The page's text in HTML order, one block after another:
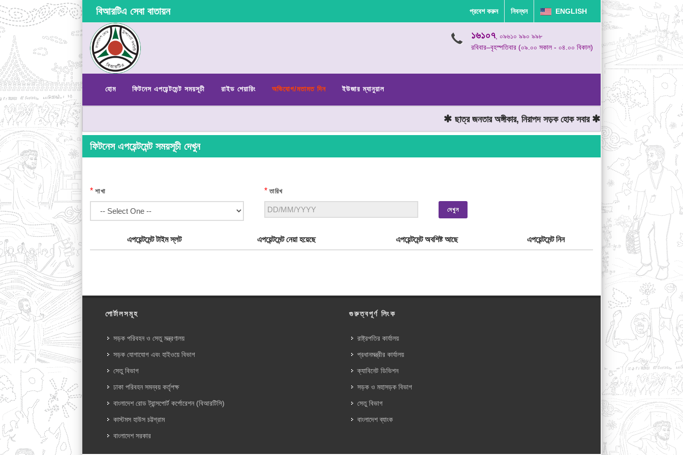
বিআরটিএ সেবা বাতায়ন প্রবেশ করুন নিবন্ধন ENGLISH
১৬১০৭, ০৯৬১০ ৯৯০ ৯৯৮
রবিবার–বৃহস্পতিবার (০৯.০০ সকাল - ০৪.০০ বিকাল)
হোম ফিটনেস এপয়েন্টমেন্ট সময়সূচী রাইড শেয়ারিং অভিযোগ/মতামত দিন ইউজার ম্যানুয়াল
ছাত্র জনতার অঙ্গীকার, নিরাপদ সড়ক হোক সবার মোটরযান চালানোর সময়
ফিটনেস এপয়েন্টমেন্ট সময়সূচী দেখুন
* শাখা * তারিখ
দেখুন
এপয়েন্টমেন্ট টাইম স্লট এপয়েন্টমেন্ট নেয়া হয়েছে এপয়েন্টমেন্ট অবশিষ্ট আছে এপয়েন্টমেন্ট নিন
পোর্টালসমূহ
সড়ক পরিবহন ও সেতু মন্ত্রণালয়
সড়ক যোগাযোগ এবং হাইওয়ে বিভাগ
সেতু বিভাগ
ঢাকা পরিবহন সমন্বয় কর্তৃপক্ষ
বাংলাদেশ রোড ট্রান্সপোর্ট কর্পোরেশন (বিআরটিসি)
কাস্টমস হাউস চট্টগ্রাম
বাংলাদেশ সরকার
গুরুত্বপূর্ণ লিংক
রাষ্ট্রপতির কার্যালয়
প্রধানমন্ত্রীর কার্যালয়
ক্যাবিনেট ডিভিশন
সড়ক ও মহাসড়ক বিভাগ
সেতু বিভাগ
বাংলাদেশ ব্যাংক